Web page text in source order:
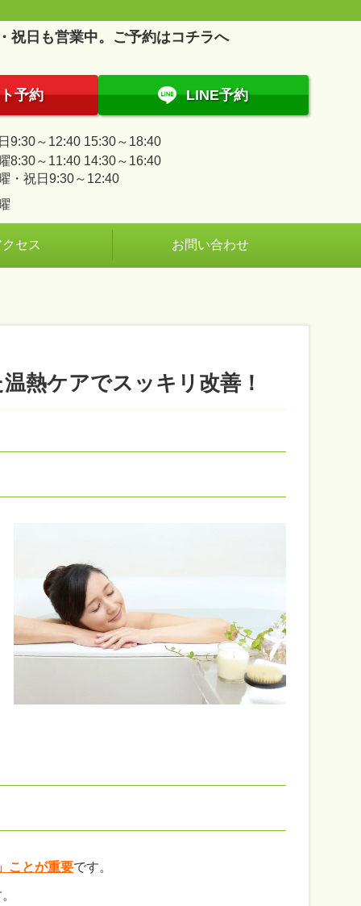
祝日も営業中。ご予約はコチラへ
予約 LINE予約
9:30～12:40 15:30～18:40
8:30～11:40 14:30～16:40
・祝日9:30～12:40
セス お問い合わせ
熱ケアでスッキリ改善！
ことが重要です。